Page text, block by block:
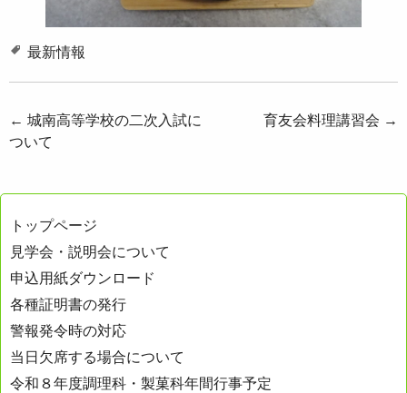
最新情報
投
稿
ゲ
ー
シ
ョ
ン
← 城南高等学校の二次入試に
ついて
育友会料理講習会 →
トップページ
見学会・説明会について
申込用紙ダウンロード
各種証明書の発行
警報発令時の対応
当日欠席する場合について
令和８年度調理科・製菓科年間行事予定